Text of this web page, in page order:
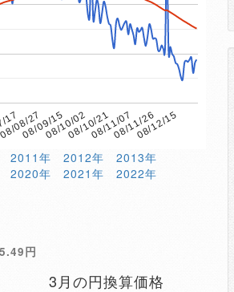
1708/27
08/09/1508/10/0208/10/2108/11/0708/11/2608/12/15
2011年 2012年
2013年
2020年 2021年
2022年
円
3月の円換算価格